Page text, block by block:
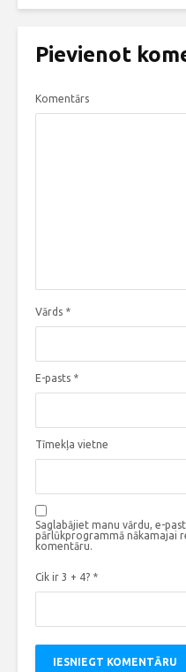
Pievienot
Komentārs
Vārds *
E-pasts *
Tīmekļa vietne
Saglabājiet manu vārdu, e-
pārlūkprogrammā nākamajai
komentāru.
Cik ir 3 + 4? *